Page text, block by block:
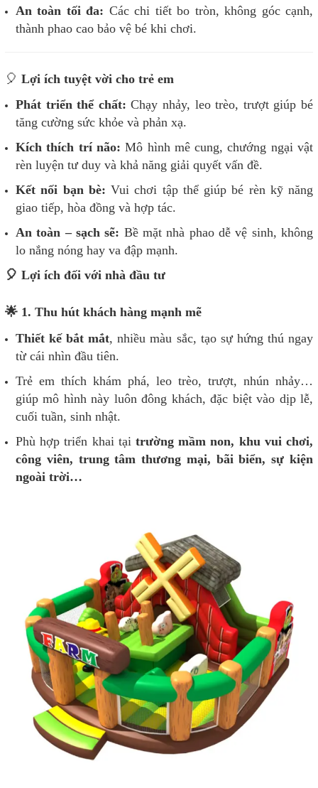
An toàn tối đa: Các chi tiết bo tròn, không góc cạnh,
thành phao cao bảo vệ bé khi chơi.
🎈 Lợi ích tuyệt vời cho trẻ em
Phát triển thể chất: Chạy nhảy, leo trèo, trượt giúp bé
tăng cường sức khỏe và phản xạ.
Kích thích trí não: Mô hình mê cung, chướng ngại vật
rèn luyện tư duy và khả năng giải quyết vấn đề.
Kết nối bạn bè: Vui chơi tập thể giúp bé rèn kỹ năng
giao tiếp, hòa đồng và hợp tác.
An toàn – sạch sẽ: Bề mặt nhà phao dễ vệ sinh, không
lo nắng nóng hay va đập mạnh.
🎈 Lợi ích đối với nhà đầu tư
🌟 1. Thu hút khách hàng mạnh mẽ
Thiết kế bắt mắt, nhiều màu sắc, tạo sự hứng thú ngay
từ cái nhìn đầu tiên.
Trẻ em thích khám phá, leo trèo, trượt, nhún nhảy…
giúp mô hình này luôn đông khách, đặc biệt vào dịp lễ,
cuối tuần, sinh nhật.
Phù hợp triển khai tại trường mầm non, khu vui chơi,
công viên, trung tâm thương mại, bãi biển, sự kiện
ngoài trời…